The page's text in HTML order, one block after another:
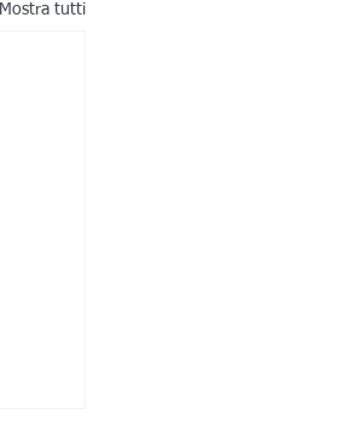
Mostra tutti